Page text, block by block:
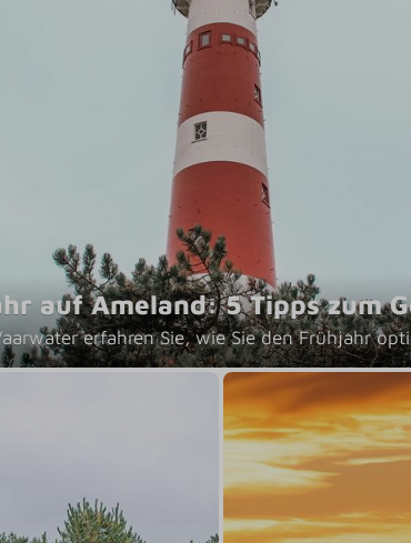
auf Ameland: 5 Tipps zum
erfahren Sie, wie Sie den Frühjahr